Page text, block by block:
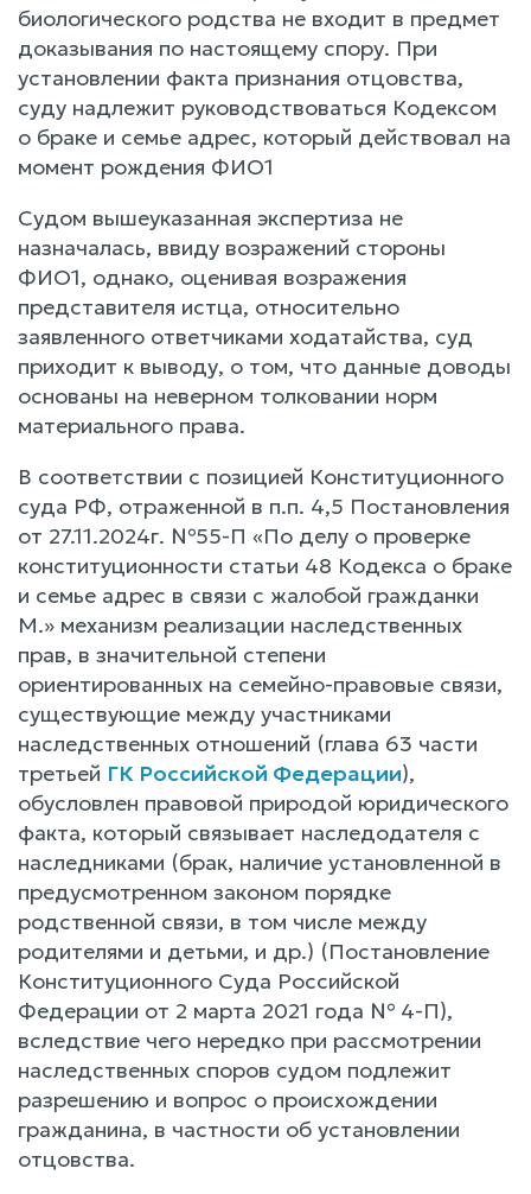
биологического родства не входит в предмет
доказывания по настоящему спору. При
установлении факта признания отцовства,
суду надлежит руководствоваться Кодексом
о браке и семье адрес, который действовал на
момент рождения ФИО1
Судом вышеуказанная экспертиза не
назначалась, ввиду возражений стороны
ФИО1, однако, оценивая возражения
представителя истца, относительно
заявленного ответчиками ходатайства, суд
приходит к выводу, о том, что данные доводы
основаны на неверном толковании норм
материального права.
В соответствии с позицией Конституционного
суда РФ, отраженной в п.п. 4,5 Постановления
от 27.11.2024г. №55-П «По делу о проверке
конституционности статьи 48 Кодекса о браке
и семье адрес в связи с жалобой гражданки
М.» механизм реализации наследственных
прав, в значительной степени
ориентированных на семейно-правовые связи,
существующие между участниками
наследственных отношений (глава 63 части
третьей ГК Российской Федерации),
обусловлен правовой природой юридического
факта, который связывает наследодателя с
наследниками (брак, наличие установленной в
предусмотренном законом порядке
родственной связи, в том числе между
родителями и детьми, и др.) (Постановление
Конституционного Суда Российской
Федерации от 2 марта 2021 года № 4-П),
вследствие чего нередко при рассмотрении
наследственных споров судом подлежит
разрешению и вопрос о происхождении
гражданина, в частности об установлении
отцовства.